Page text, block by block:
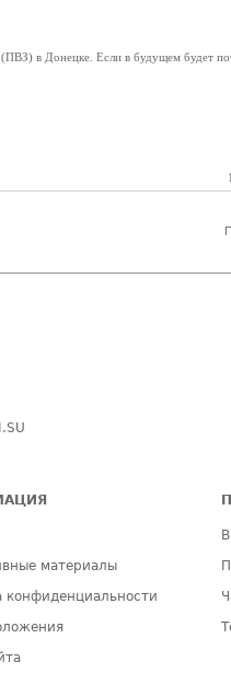
в Донецке. Если в будущем будет
материалы
конфиденциальности